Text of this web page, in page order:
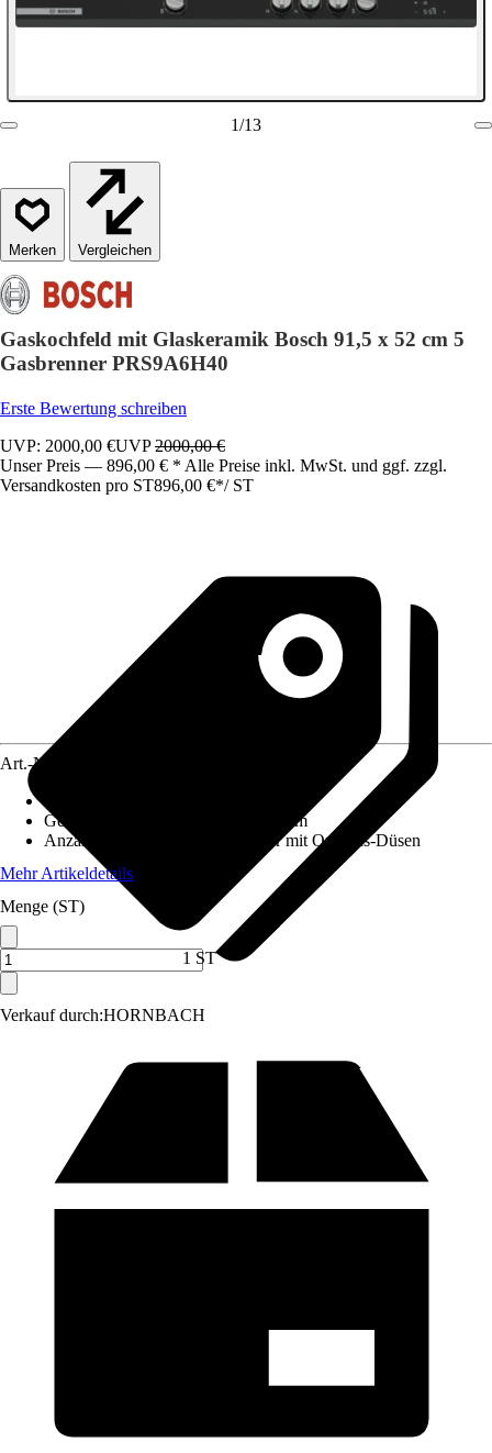
1/13
Vergleichen
Gaskochfeld mit Glaskeramik Bosch 91,5 x 52 cm 5
Gasbrenner PRS9A6H40
Erste Bewertung schreiben
UVP: 2000,00 €UVP2000,00 €
Unser Preis — 896,00 € * Alle Preise inkl. MwSt. und ggf. zzgl.
Versandkosten pro ST896,00 €*/ ST
Verkauf durch:HORNBACH
Art.-Nr.
Gerätemaß (BxT)
915 mm x 520 mm
Anzahl Kochzonen
5 Gasbrenner mit OptiGas-Düsen
Mehr Artikeldetails
Menge (ST)
1 ST